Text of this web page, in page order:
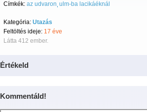
Címkék: az udvaron ulm-ba lacikáéknál
Kategória: Utazás
Feltöltés ideje: 17 éve
Látta 412 ember.
Értékeld
Kommentáld!